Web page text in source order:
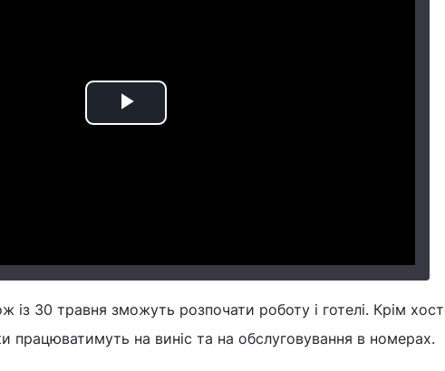
Play
із 30 травня зможуть розпочати роботу і готелі. Крім
працюватимуть на виніс та на обслуговування в номерах.